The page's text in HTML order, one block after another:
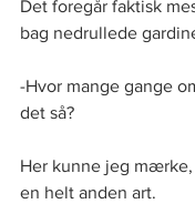
Det foregår faktisk
bag nedrullede
-Hvor mange gange
det så?
Her kunne jeg
en helt anden art.